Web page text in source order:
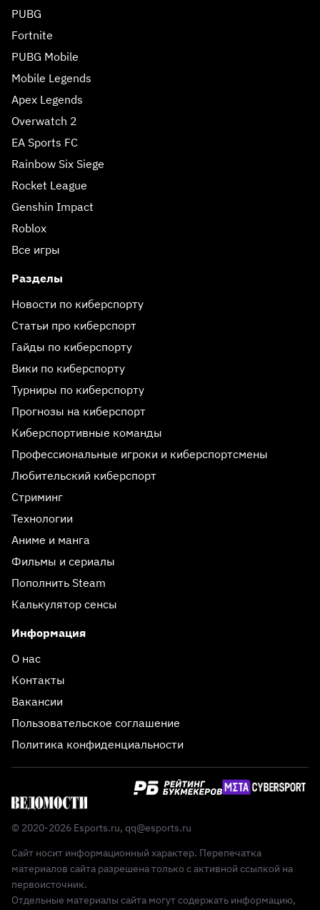
PUBG
Fortnite
PUBG Mobile
Mobile Legends
Apex Legends
Overwatch 2
EA Sports FC
Rainbow Six Siege
Rocket League
Genshin Impact
Roblox
Все игры
Разделы
Новости по киберспорту
Статьи про киберспорт
Гайды по киберспорту
Вики по киберспорту
Турниры по киберспорту
Прогнозы на киберспорт
Киберспортивные команды
Профессиональные игроки и киберспортсмены
Любительский киберспорт
Стриминг
Технологии
Аниме и манга
Фильмы и сериалы
Пополнить Steam
Калькулятор сенсы
Информация
О нас
Контакты
Вакансии
Пользовательское соглашение
Политика конфиденциальности
© 2020-2026 Esports.ru, qq@esports.ru
Сайт носит информационный характер. Перепечатка
материалов сайта разрешена только с активной ссылкой на
первоисточник.
Отдельные материалы сайта могут содержать информацию,